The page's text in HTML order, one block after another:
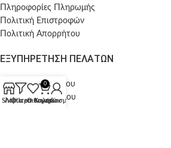
Πληροφορίες Πληρωμής
Πολιτική Επιστροφών
Πολιτική Απορρήτου
ΕΞΥΠΗΡΕΤΗΣΗ ΠΕΛΑΤΩΝ
Ο λογαριασμός μου
Οι παραγγελίες μου
ShopΦίλτρα
Λίστα επιθυμητών
0
Καλάθι
Ο λογαριασμός μου